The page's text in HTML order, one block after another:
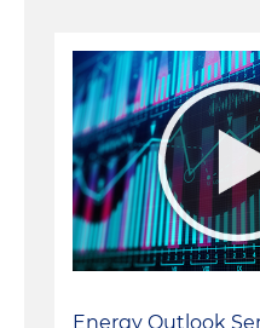
Energy Outlook